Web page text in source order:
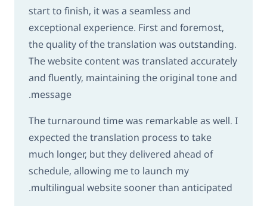
start to finish, it was a seamless and
exceptional experience. First and foremost,
the quality of the translation was outstanding.
The website content was translated accurately
and fluently, maintaining the original tone and
message.
The turnaround time was remarkable as well. I
expected the translation process to take
much longer, but they delivered ahead of
schedule, allowing me to launch my
multilingual website sooner than anticipated.